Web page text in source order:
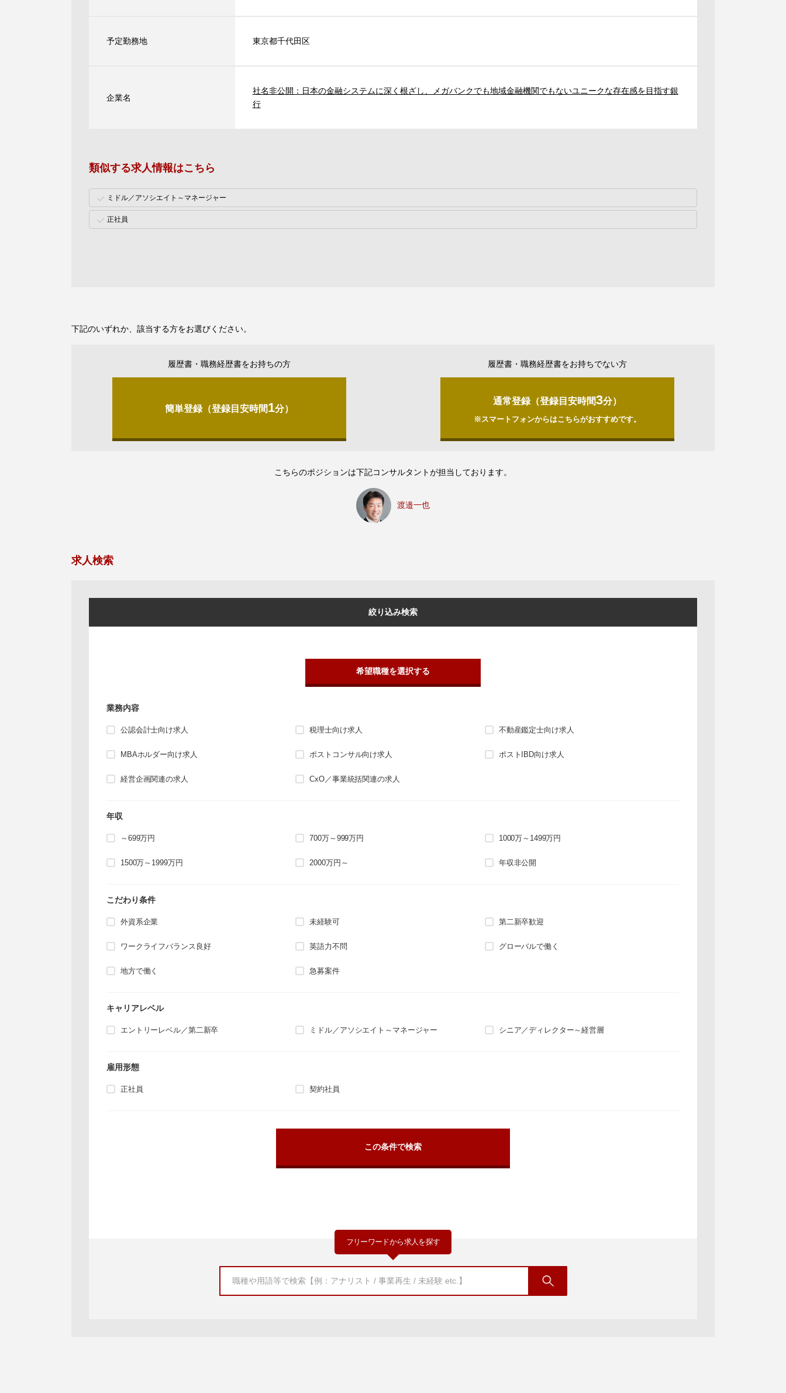
予定勤務地 東京都千代田区
企業名
社名非公開：日本の金融システムに深く根ざし、メガバンクでも地域金融機関でもないユニークな存在感を目指す銀
行
類似する求人情報はこちら
ミドル／アソシエイト～マネージャー
正社員
下記のいずれか、該当する方をお選びください。
履歴書・職務経歴書をお持ちの方
簡単登録（登録目安時間1分）
履歴書・職務経歴書をお持ちでない方
通常登録（登録目安時間3分）
※スマートフォンからはこちらがおすすめです。
こちらのポジションは下記コンサルタントが担当しております。
渡邉一也
求人検索
絞り込み検索
希望職種を選択する
業務内容
公認会計士向け求人 税理士向け求人 不動産鑑定士向け求人
MBAホルダー向け求人 ポストコンサル向け求人 ポストIBD向け求人
経営企画関連の求人 CxO／事業統括関連の求人
年収
～699万円 700万～999万円 1000万～1499万円
1500万～1999万円 2000万円～ 年収非公開
こだわり条件
外資系企業 未経験可 第二新卒歓迎
ワークライフバランス良好 英語力不問 グローバルで働く
地方で働く 急募案件
キャリアレベル
エントリーレベル／第二新卒 ミドル／アソシエイト～マネージャー シニア／ディレクター～経営層
雇用形態
正社員 契約社員
フリーワードから求人を探す